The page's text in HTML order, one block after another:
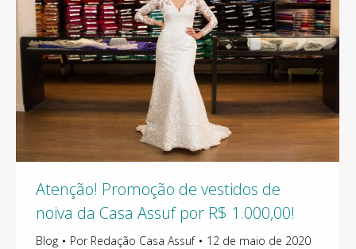
Atenção! Promoção de vestidos de
noiva da Casa Assuf por R$ 1.000,00!
Blog Por Redação Casa Assuf 12 de maio de 2020